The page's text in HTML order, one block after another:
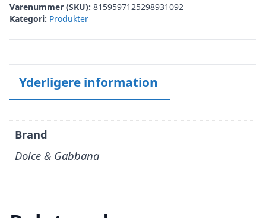
Varenummer (SKU): 8159597125298931092
Kategori: Produkter
Yderligere information
Brand
Dolce & Gabbana